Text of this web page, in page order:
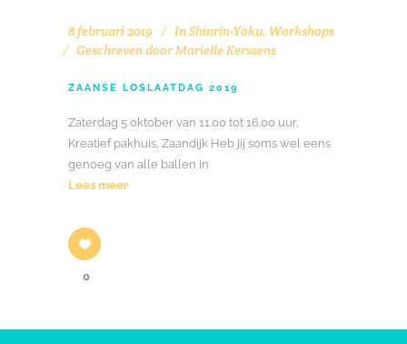
8 februari 2019 InShinrin-Yoku, Workshops
Geschreven doorMarielle Kerssens
ZAANSE LOSLAATDAG 2019
Zaterdag 5 oktober van 11.00 tot 16.00 uur,
Kreatief pakhuis , Zaandijk Heb jij soms wel eens
genoeg van alle ballen in
Lees meer
0